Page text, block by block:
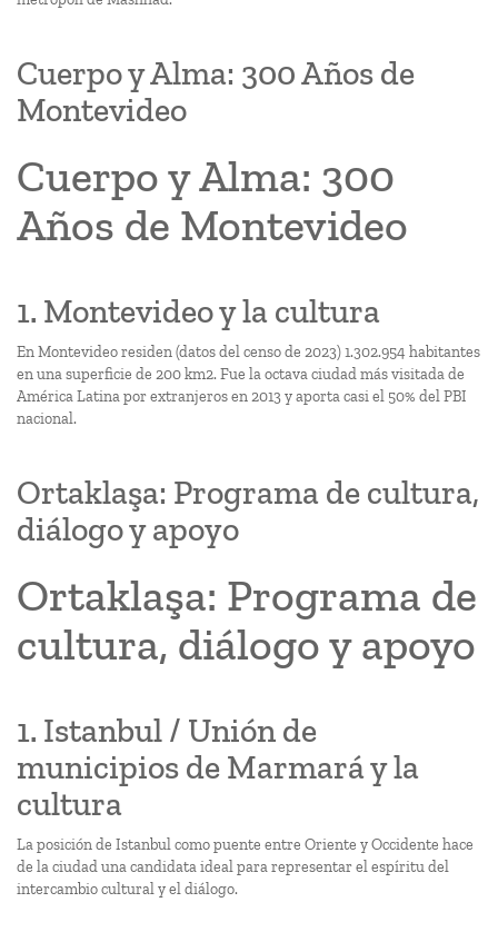
Cuerpo y Alma: 300 Años de
Montevideo
Cuerpo y Alma: 300
Años de Montevideo
1. Montevideo y la cultura
En Montevideo residen (datos del censo de 2023) 1.302.954 habitantes
en una superficie de 200 km2. Fue la octava ciudad más visitada de
América Latina por extranjeros en 2013 y aporta casi el 50% del PBI
nacional.
Ortaklaşa: Programa de cultura,
diálogo y apoyo
Ortaklaşa: Programa de
cultura, diálogo y apoyo
1. Istanbul / Unión de
municipios de Marmará y la
cultura
La posición de Istanbul como puente entre Oriente y Occidente hace
de la ciudad una candidata ideal para representar el espíritu del
intercambio cultural y el diálogo.